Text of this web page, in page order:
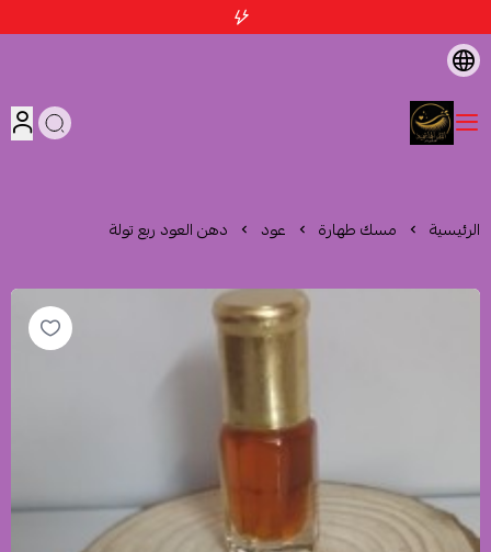
متجر اثمد الهاشمية
الرئيسية مسك طهارة عود دهن العود ربع تولة